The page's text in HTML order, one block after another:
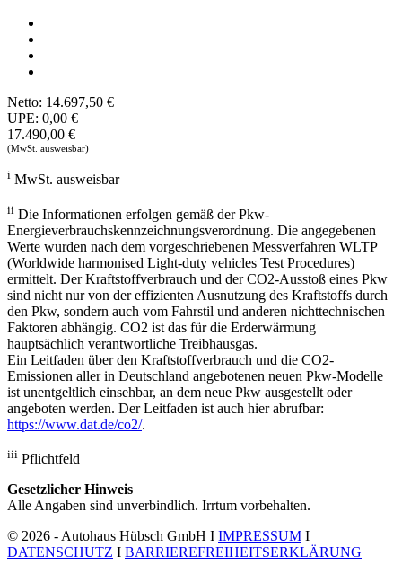
Netto: 14.697,50 €
UPE: 0,00 €
17.490,00 €
(MwSt. ausweisbar)
i MwSt. ausweisbar
ii Die Informationen erfolgen gemäß der Pkw-
Energieverbrauchskennzeichnungsverordnung. Die angegebenen
Werte wurden nach dem vorgeschriebenen Messverfahren WLTP
(Worldwide harmonised Light-duty vehicles Test Procedures)
ermittelt. Der Kraftstoffverbrauch und der CO2-Ausstoß eines Pkw
sind nicht nur von der effizienten Ausnutzung des Kraftstoffs durch
den Pkw, sondern auch vom Fahrstil und anderen nichttechnischen
Faktoren abhängig. CO2 ist das für die Erderwärmung
hauptsächlich verantwortliche Treibhausgas.
Ein Leitfaden über den Kraftstoffverbrauch und die CO2-
Emissionen aller in Deutschland angebotenen neuen Pkw-Modelle
ist unentgeltlich einsehbar, an dem neue Pkw ausgestellt oder
angeboten werden. Der Leitfaden ist auch hier abrufbar:
https://www.dat.de/co2/.
iii Pflichtfeld
Gesetzlicher Hinweis
Alle Angaben sind unverbindlich. Irrtum vorbehalten.
© 2026 - Autohaus Hübsch GmbH I IMPRESSUM I
DATENSCHUTZ I BARRIEREFREIHEITSERKLÄRUNG